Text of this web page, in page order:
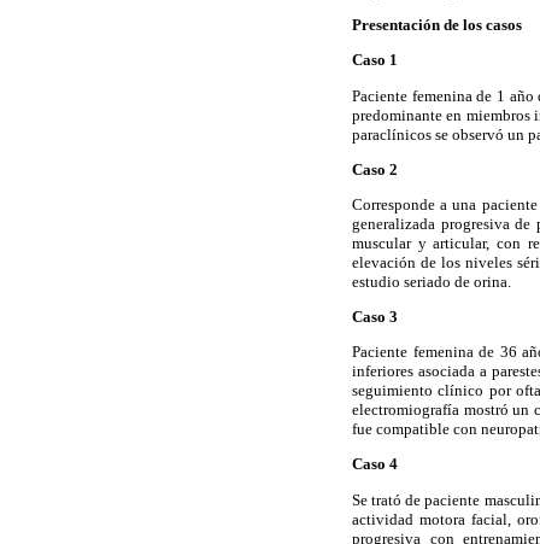
Presentación de los casos
Caso 1
Paciente femenina de 1
predominante en miembros
paraclínicos se observó un
Caso 2
Corresponde a una
generalizada progresiva
muscular y articular, con
elevación de los niveles
estudio seriado de orina.
Caso 3
Paciente femenina de 36
inferiores asociada a
seguimiento clínico por
electromiografía mostró un
fue compatible con
Caso 4
Se trató de paciente
actividad motora facial,
progresiva con